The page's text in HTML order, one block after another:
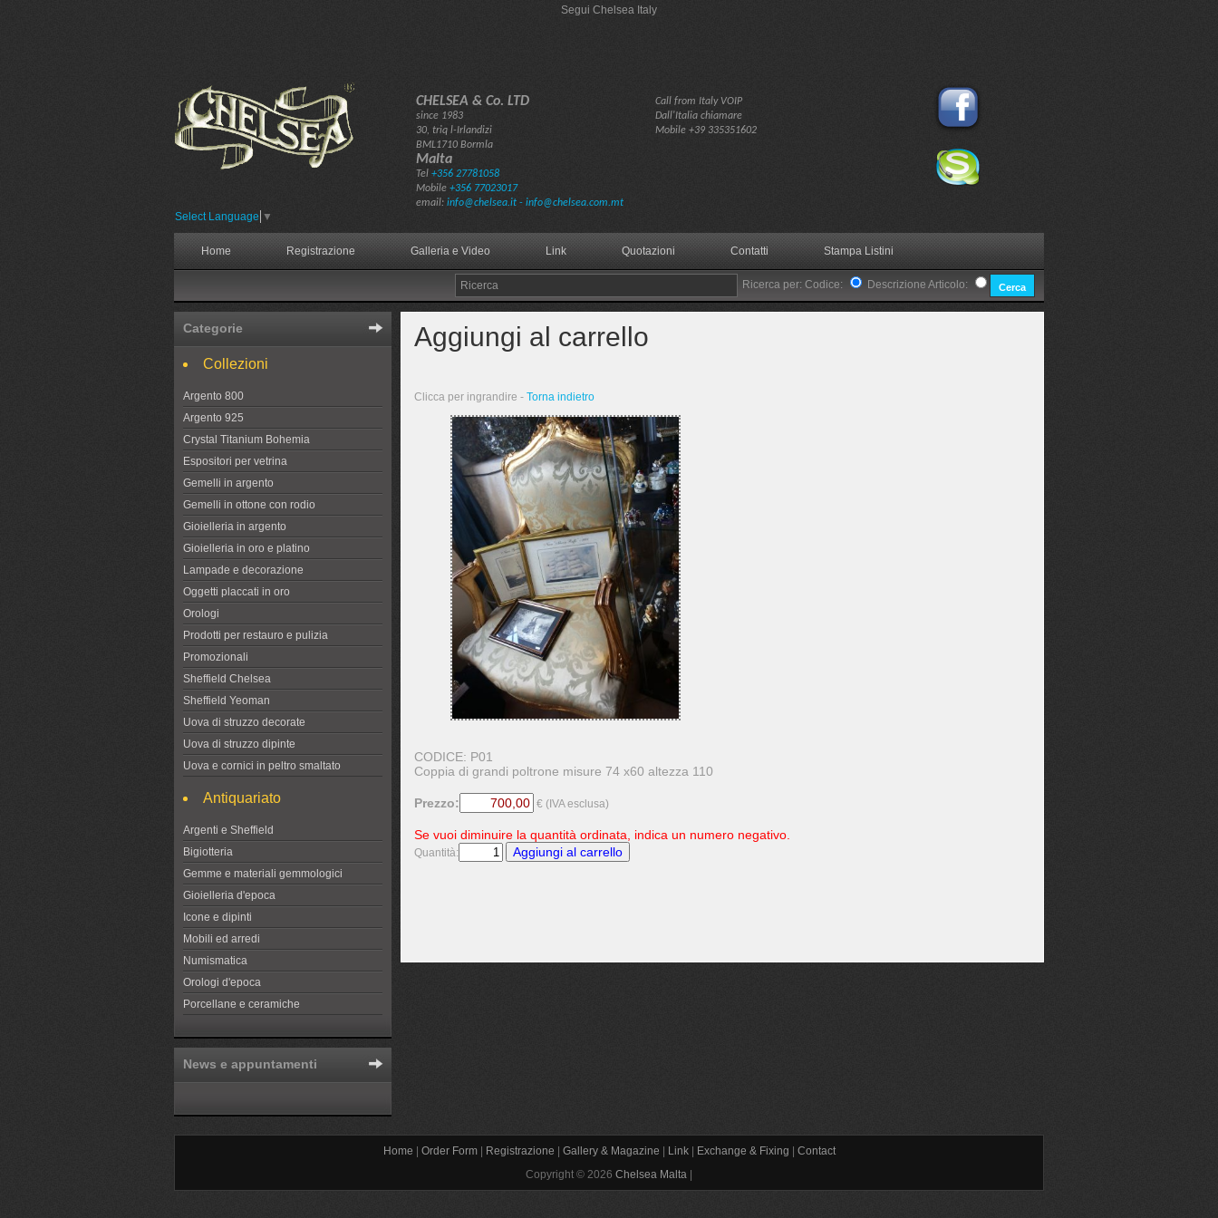
Segui Chelsea Italy
Select Language ▼
CHELSEA & Co. LTD
since 1983
30, triq l-Irlandizi
BML1710 Bormla
Malta
Tel +356 27781058
Mobile +356 77023017
email: info@chelsea.it - info@chelsea.com.mt
Call from Italy VOIP
Dall'Italia chiamare
Mobile +39 335351602
Home Registrazione Galleria e Video Link Quotazioni Contatti Stampa Listini
Ricerca per: Codice: Descrizione Articolo:
Categorie
Collezioni
Argento 800
Argento 925
Crystal Titanium Bohemia
Espositori per vetrina
Gemelli in argento
Gemelli in ottone con rodio
Gioielleria in argento
Gioielleria in oro e platino
Lampade e decorazione
Oggetti placcati in oro
Orologi
Prodotti per restauro e pulizia
Promozionali
Sheffield Chelsea
Sheffield Yeoman
Uova di struzzo decorate
Uova di struzzo dipinte
Uova e cornici in peltro smaltato
Antiquariato
Argenti e Sheffield
Bigiotteria
Gemme e materiali gemmologici
Gioielleria d'epoca
Icone e dipinti
Mobili ed arredi
Numismatica
Orologi d'epoca
Porcellane e ceramiche
News e appuntamenti
Aggiungi al carrello
Clicca per ingrandire - Torna indietro
CODICE: P01
Coppia di grandi poltrone misure 74 x60 altezza 110
Prezzo: € (IVA esclusa)
Se vuoi diminuire la quantità ordinata, indica un numero negativo.
Quantità:
Home Order Form| Registrazione Gallery & Magazine Link| Exchange & Fixing
Contact
Copyright © 2026 Chelsea Malta